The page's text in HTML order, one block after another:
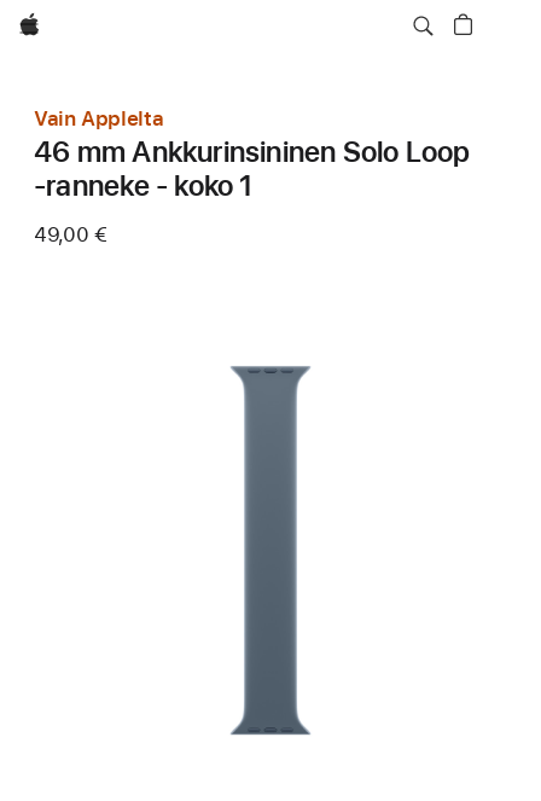
Apple
Vain Applelta
46 mm Ankkurinsininen Solo Loop
‑ranneke - koko 1
49,00 €